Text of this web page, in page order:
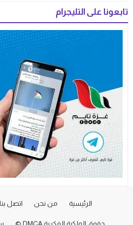
تابعونا على التليجرام
الرئيسية من نحن اتصل بنا